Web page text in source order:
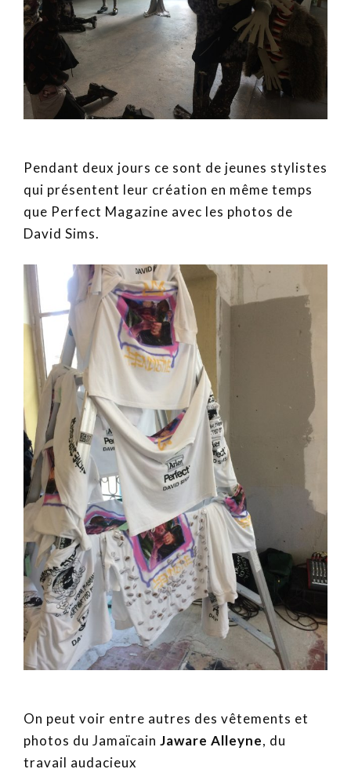
Pendant deux jours ce sont de jeunes stylistes
qui présentent leur création en même temps
que Perfect Magazine avec les photos de
David Sims.
On peut voir entre autres des vêtements et
photos du Jamaïcain Jaware Alleyne, du
travail audacieux